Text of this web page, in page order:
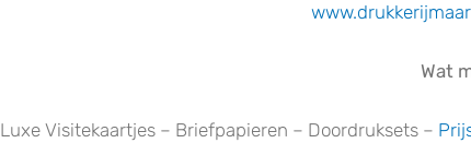
Wat
Luxe Visitekaartjes – Briefpapieren – Doordruksets –